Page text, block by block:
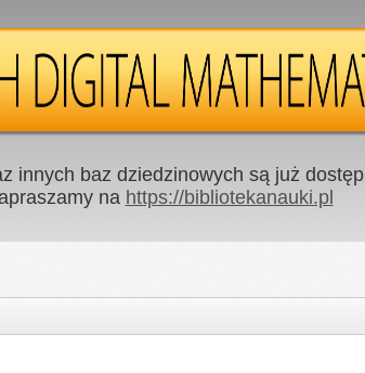
innych baz dziedzinowych są już
na https://bibliotekanauki.pl